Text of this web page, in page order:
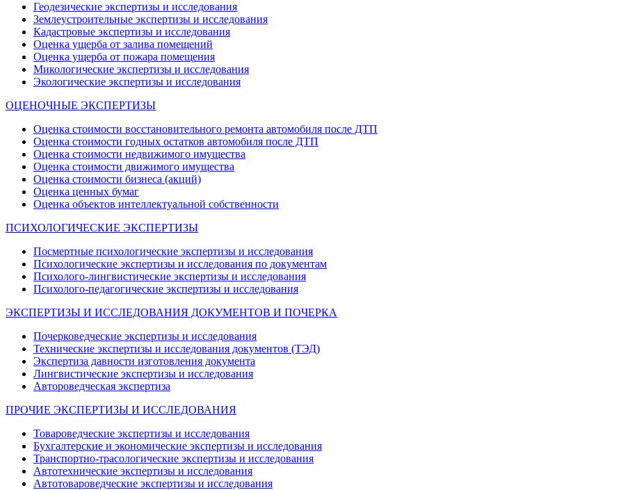
Геодезические экспертизы и исследования
Землеустроительные экспертизы и исследования
Кадастровые экспертизы и исследования
Оценка ущерба от залива помещений
Оценка ущерба от пожара помещения
Микологические экспертизы и исследования
Экологические экспертизы и исследования
ОЦЕНОЧНЫЕ ЭКСПЕРТИЗЫ
Оценка стоимости восстановительного ремонта автомобиля после ДТП
Оценка стоимости годных остатков автомобиля после ДТП
Оценка стоимости недвижимого имущества
Оценка стоимости движимого имущества
Оценка стоимости бизнеса (акций)
Оценка ценных бумаг
Оценка объектов интеллектуальной собственности
ПСИХОЛОГИЧЕСКИЕ ЭКСПЕРТИЗЫ
Посмертные психологические экспертизы и исследования
Психологические экспертизы и исследования по документам
Психолого-лингвистические экспертизы и исследования
Психолого-педагогические экспертизы и исследования
ЭКСПЕРТИЗЫ И ИССЛЕДОВАНИЯ ДОКУМЕНТОВ И ПОЧЕРКА
Почерковедческие экспертизы и исследования
Технические экспертизы и исследования документов (ТЭД)
Экспертиза давности изготовления документа
Лингвистические экспертизы и исследования
Автороведческая экспертиза
ПРОЧИЕ ЭКСПЕРТИЗЫ И ИССЛЕДОВАНИЯ
Товароведческие экспертизы и исследования
Бухгалтерские и экономические экспертизы и исследования
Транспортно-трасологические экспертизы и исследования
Автотехнические экспертизы и исследования
Автотовароведческие экспертизы и исследования